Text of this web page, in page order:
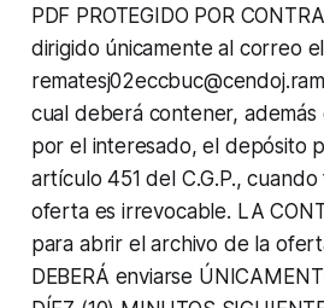
PDF PROTEGIDO POR
dirigido únicamente al correo
cual deberá contener,
por el interesado, el depósito
artículo 451 del C.G.P.,
oferta es irrevocable. LA
para abrir el archivo de la
DEBERÁ enviarse